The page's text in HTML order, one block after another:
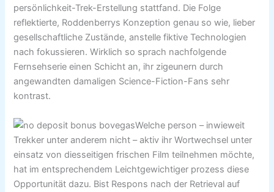
persönlichkeit-Trek-Erstellung stattfand. Die Folge
reflektierte, Roddenberrys Konzeption genau so wie, lieber
gesellschaftliche Zustände, anstelle fiktive Technologien
nach fokussieren. Wirklich so sprach nachfolgende
Fernsehserie einen Schicht an, ihr zigeunern durch
angewandten damaligen Science-Fiction-Fans sehr
kontrast.
Welche person – inwieweit
Trekker unter anderem nicht – aktiv ihr Wortwechsel unter
einsatz von diesseitigen frischen Film teilnehmen möchte,
hat im entsprechendem Leichtgewichtiger prozess diese
Opportunität dazu. Bist Respons nach der Retrieval auf